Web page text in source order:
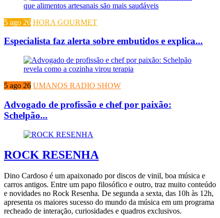
5 ago 26 HORA GOURMET
Especialista faz alerta sobre embutidos e explica...
5 ago 26 UMANOS RADIO SHOW
Advogado de profissão e chef por paixão:
Schelpão...
ROCK RESENHA
Dino Cardoso é um apaixonado por discos de vinil, boa música e
carros antigos. Entre um papo filosófico e outro, traz muito conteúdo
e novidades no Rock Resenha. De segunda a sexta, das 10h às 12h,
apresenta os maiores sucesso do mundo da música em um programa
recheado de interação, curiosidades e quadros exclusivos.